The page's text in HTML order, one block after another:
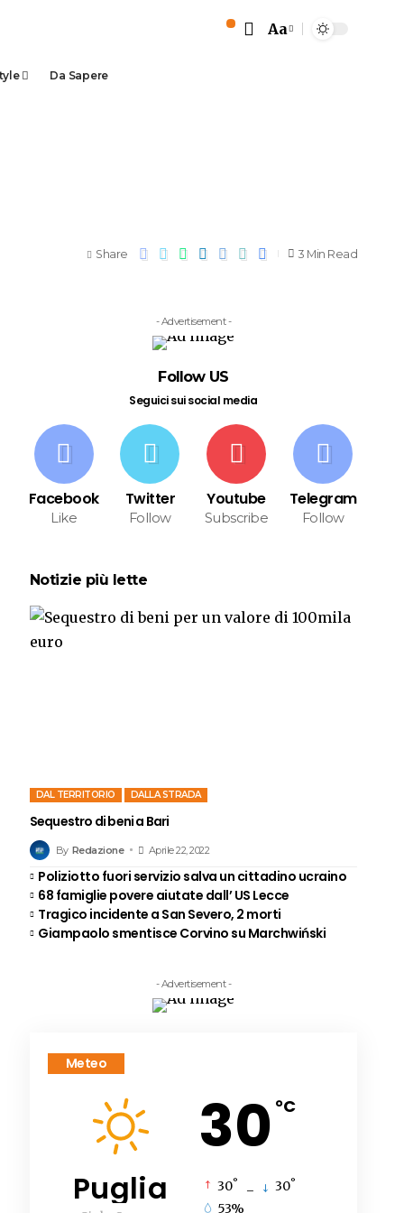
Aa
Da Sapere
Share 3 Min Read
- Advertisement -
Follow US
Seguici sui social media
Facebook
Like
Twitter
Follow
Youtube
Subscribe
Telegram
Follow
Notizie più lette
DAL TERRITORIO DALLA STRADA
Sequestro di beni a Bari
By Redazione Aprile 22, 2022
Poliziotto fuori servizio salva un cittadino ucraino
68 famiglie povere aiutate dall’ US Lecce
Tragico incidente a San Severo, 2 morti
Giampaolo smentisce Corvino su Marchwiński
- Advertisement -
Meteo
30 °C
Puglia 30° 30°
53%